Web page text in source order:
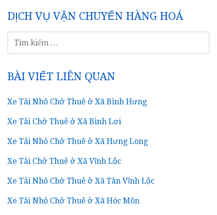
DỊCH VỤ VẬN CHUYỂN HÀNG HOÁ
KIẾM
BÀI VIẾT LIÊN QUAN
Xe Tải Nhỏ Chở Thuê ở Xã Bình Hưng
Xe Tải Chở Thuê ở Xã Bình Lợi
Xe Tải Nhỏ Chở Thuê ở Xã Hưng Long
Xe Tải Chở Thuê ở Xã Vĩnh Lộc
Xe Tải Nhỏ Chở Thuê ở Xã Tân Vĩnh Lộc
Xe Tải Nhỏ Chở Thuê ở Xã Hóc Môn